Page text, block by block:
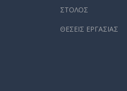
ΣΤΟΛΟΣ
ΘΕΣΕΙΣ ΕΡΓΑΣΙΑΣ